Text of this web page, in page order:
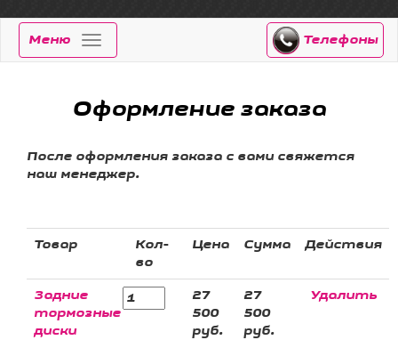
Меню Телефоны
Оформление заказа
После оформления заказа с вами свяжется
наш менеджер.
Товар
Кол-
во
Цена Сумма Действия
Задние
тормозные
диски
27
500
руб.
27
500
руб.
Удалить